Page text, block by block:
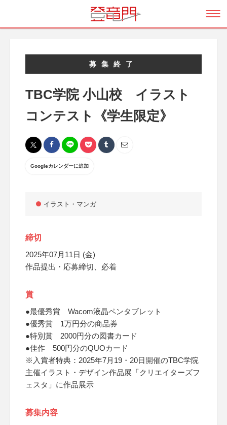
募集終了
TBC学院 小山校 イラスト
コンテスト《学生限定》
Googleカレンダーに追加
イラスト・マンガ
締切
2025年07月11日 (金)
作品提出・応募締切、必着
賞
●最優秀賞 Wacom液晶ペンタブレット
●優秀賞 1万円分の商品券
●特別賞 2000円分の図書カード
●佳作 500円分のQUOカード
※入賞者特典：2025年7月19・20日開催のTBC学院
主催イラスト・デザイン作品展「クリエイターズフ
ェスタ」に作品展示
募集内容